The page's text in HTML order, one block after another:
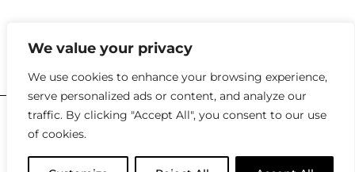
We value your privacy
We use cookies to enhance your browsing experience,
serve personalized ads or content, and analyze our
traffic. By clicking "Accept All", you consent to our use
of cookies.
hello@kyklosdesignstudio.com
2023 |Policies